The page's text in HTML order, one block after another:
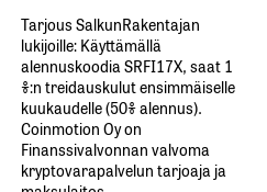
Tarjous SalkunRakentajan
lukijoille: Käyttämällä​ ​
alennuskoodia​ ​SRFI17X,​ ​saat​ ​1
%:n treidauskulut​ ​ensimmäiselle​ ​
kuukaudelle​ ​(50%​ ​alennus).
Coinmotion Oy on
Finanssivalvonnan valvoma
kryptovarapalvelun tarjoaja ja